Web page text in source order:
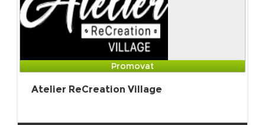
Promovat
Atelier ReCreation Village